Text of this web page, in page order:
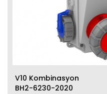
V10 Kombinasyon
BH2-6230-2020